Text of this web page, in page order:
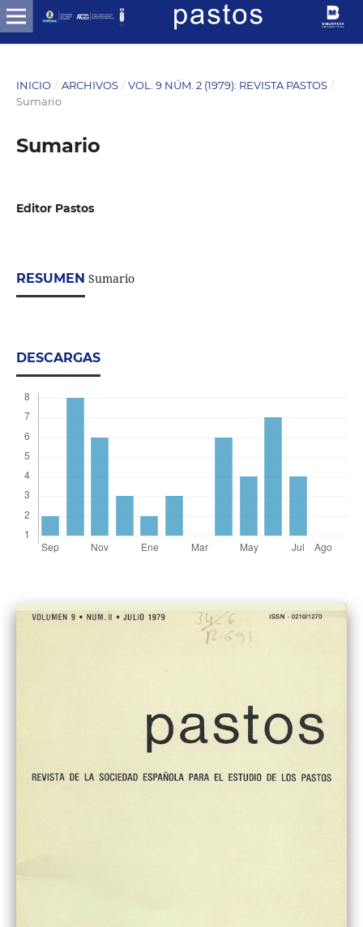
INICIO / ARCHIVOS / VOL. 9 NÚM. 2 (1979): REVISTA PASTOS /
Sumario
Sumario
Editor Pastos
RESUMEN Sumario
DESCARGAS